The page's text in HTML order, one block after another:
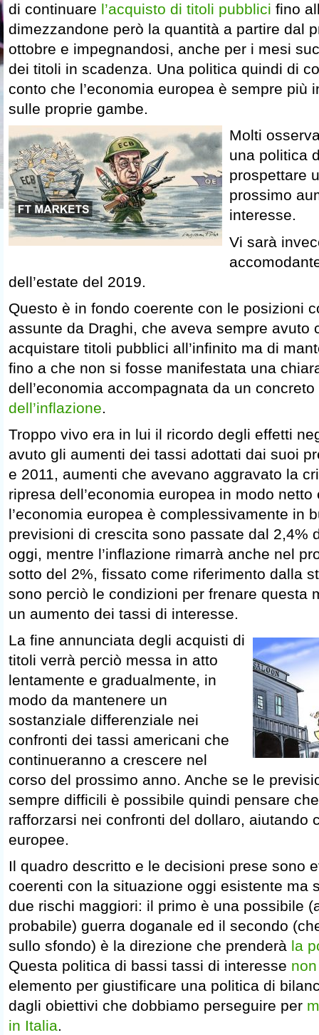
di continuare l’acquisto di titoli pubblici fino
dimezzandone però la quantità a partire dal
ottobre e impegnandosi, anche per i mesi
dei titoli in scadenza. Una politica quindi di
conto che l’economia europea è sempre più
sulle proprie gambe.
Molti
una politica
prospettare
prossimo
interesse.
Vi sarà
dell’estate del 2019.
Questo è in fondo coerente con le posizioni
assunte da Draghi, che aveva sempre avuto
acquistare titoli pubblici all’infinito ma di
fino a che non si fosse manifestata una
dell’economia accompagnata da un concreto
dell’inflazione.
Troppo vivo era in lui il ricordo degli effetti
avuto gli aumenti dei tassi adottati dai suoi
e 2011, aumenti che avevano aggravato la
ripresa dell’economia europea in modo
l’economia europea è complessivamente in
previsioni di crescita sono passate dal 2,4%
oggi, mentre l’inflazione rimarrà anche nel
sotto del 2%, fissato come riferimento dalla
sono perciò le condizioni per frenare questa
un aumento dei tassi di interesse.
La fine annunciata degli acquisti di
titoli verrà perciò messa in atto
lentamente e gradualmente, in
modo da mantenere un
sostanziale differenziale nei
confronti dei tassi americani che
continueranno a crescere nel
corso del prossimo anno. Anche se le
sempre difficili è possibile quindi pensare
rafforzarsi nei confronti del dollaro, aiutando
europee.
Il quadro descritto e le decisioni prese sono
coerenti con la situazione oggi esistente ma
due rischi maggiori: il primo è una possibile
probabile) guerra doganale ed il secondo
sullo sfondo) è la direzione che prenderà la
Questa politica di bassi tassi di interesse
elemento per giustificare una politica di
dagli obiettivi che dobbiamo perseguire per
in Italia.